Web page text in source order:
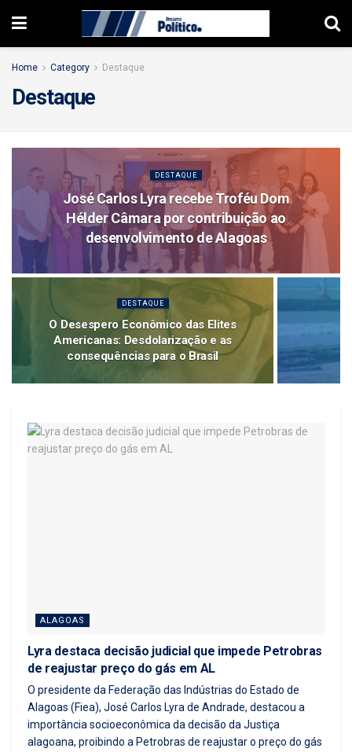
Home Category Destaque
Destaque
DESTAQUE
José Carlos Lyra recebe Troféu Dom
Hélder Câmara por contribuição ao
desenvolvimento de Alagoas
DESTAQUE
O Desespero Econômico das Elites
Americanas: Desdolarização e as
consequências para o Brasil
ALAGOAS
Lyra destaca decisão judicial que impede Petrobras
de reajustar preço do gás em AL
O presidente da Federação das Indústrias do Estado de
Alagoas (Fiea), José Carlos Lyra de Andrade, destacou a
importância socioeconômica da decisão da Justiça
alagoana, proibindo a Petrobras de reajustar o preço do gás